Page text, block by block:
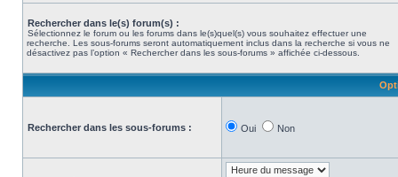
Rechercher dans le(s) forum(s) :
Sélectionnez le forum ou les forums dans le(s)quel(s) vous souhaitez effectuer une
recherche. Les sous-forums seront automatiquement inclus dans la recherche si vous ne
désactivez pas l’option « Rechercher dans les sous-forums » affichée ci-dessous.
Rechercher dans les sous-forums : Oui Non